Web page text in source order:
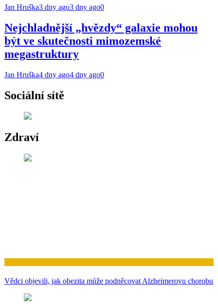
Jan Hruška3 dny ago3 dny ago0
Nejchladnější „hvězdy“ galaxie mohou
být ve skutečnosti mimozemské
megastruktury
Jan Hruška4 dny ago4 dny ago0
Sociální sítě
Zdraví
Vědci objevili, jak obezita může podněcovat Alzheimerovu chorobu